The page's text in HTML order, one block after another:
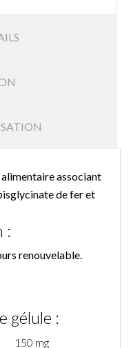
associant
de fer et
:
renouvelable.
gélule :
mg